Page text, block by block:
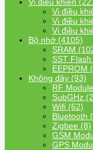
Vi điều
Vi điều
Vi điều
Bộ nhớ (4105)
SRAM
SST
EEPROM
Không dây (93)
RF
SubGHz
Wifi (62)
Bluetooth
Zigbee (8)
GSM
GPS